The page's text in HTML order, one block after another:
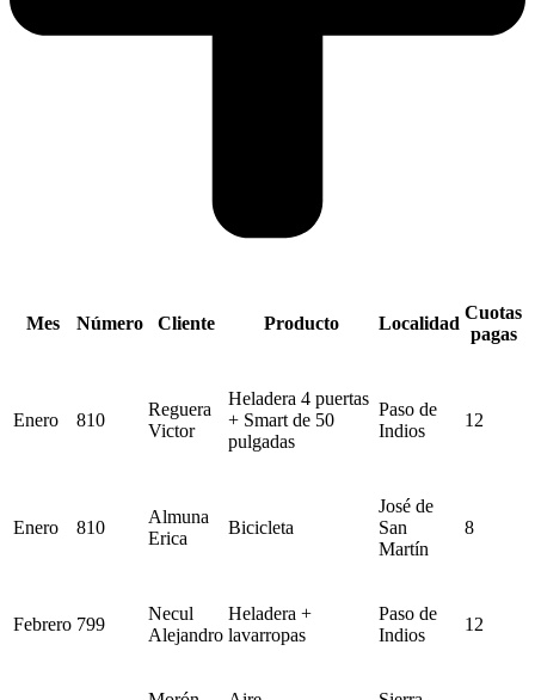
Mes Número Cliente Producto Localidad
Cuotas
pagas
Enero 810
Reguera
Victor
Heladera 4 puertas
+ Smart de 50
pulgadas
Paso de
Indios
12
Enero 810
Almuna
Erica
Bicicleta
José de
San
Martín
8
Febrero 799
Necul
Alejandro
Heladera +
lavarropas
Paso de
Indios
12